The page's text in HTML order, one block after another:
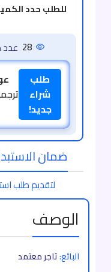
للطلب حدد
28 عدد
طلب
شراء
جديد!
ضمان الاستبدال
لتقديم طلب
الوصف
البائع:تاجر معتمد